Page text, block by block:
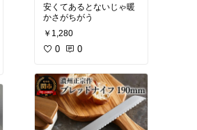
安くてあるとないじゃ暖
かさがちがう
￥1,280
0 0